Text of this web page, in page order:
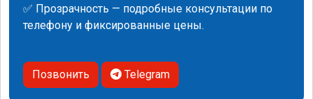
✅ Прозрачность — подробные консультации по
телефону и фиксированные цены.
Позвонить Telegram